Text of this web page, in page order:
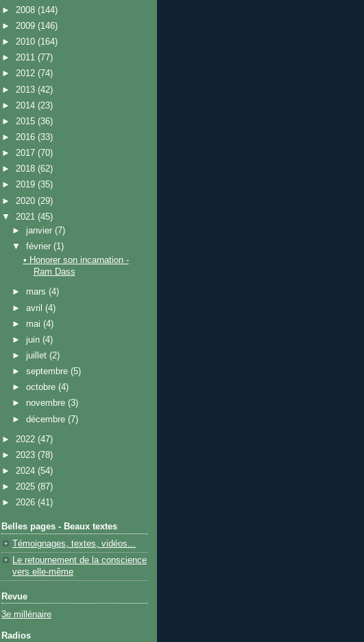
► 2008 (144)
► 2009 (146)
► 2010 (164)
► 2011 (77)
► 2012 (74)
► 2013 (42)
► 2014 (23)
► 2015 (36)
► 2016 (33)
► 2017 (70)
► 2018 (62)
► 2019 (35)
► 2020 (29)
▼ 2021 (45)
► janvier(7)
▼février(1)
• Honorer son incarnation -
Ram Dass
► mars(4)
►avril(4)
► mai(4)
► juin(4)
► juillet(2)
►septembre(5)
►octobre(4)
► novembre(3)
►décembre(7)
► 2022 (47)
► 2023 (78)
► 2024 (54)
► 2025 (87)
► 2026 (41)
Belles pages - Beaux textes
Témoignages, textes, vidéos...
Le retournement de la conscience
vers elle-même
Revue
3e millénaire
Radios